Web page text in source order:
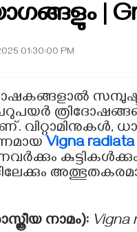
|
01:30:00 PM
Vigna radiata
നാമം): Vigna